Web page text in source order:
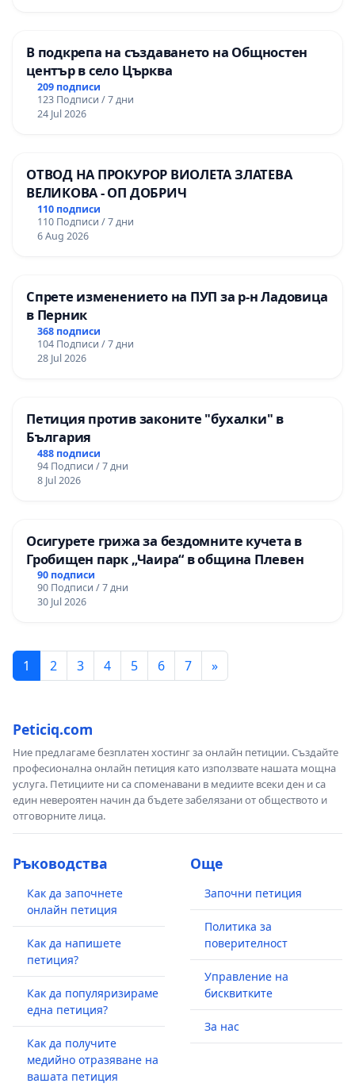
В подкрепа на създаването на Общностен
център в село Църква
209 подписи
123 Подписи / 7 дни
24 Jul 2026
ОТВОД НА ПРОКУРОР ВИОЛЕТА ЗЛАТЕВА
ВЕЛИКОВА - ОП ДОБРИЧ
110 подписи
110 Подписи / 7 дни
6 Aug 2026
Спрете изменението на ПУП за р-н Ладовица
в Перник
368 подписи
104 Подписи / 7 дни
28 Jul 2026
Петиция против законите "бухалки" в
България
488 подписи
94 Подписи / 7 дни
8 Jul 2026
Осигурете грижа за бездомните кучета в
Гробищен парк „Чаира“ в община Плевен
90 подписи
90 Подписи / 7 дни
30 Jul 2026
1 2 3 4 5 6 7 »
Peticiq.com
Ние предлагаме безплатен хостинг за онлайн петиции. Създайте
професионална онлайн петиция като използвате нашата мощна
услуга. Петициите ни са споменавани в медиите всеки ден и са
един невероятен начин да бъдете забелязани от обществото и
отговорните лица.
Ръководства
Как да започнете
онлайн петиция
Как да напишете
петиция?
Как да популяризираме
една петиция?
Как да получите
медийно отразяване на
вашата петиция
Още
Започни петиция
Политика за
поверителност
Управление на
бисквитките
За нас